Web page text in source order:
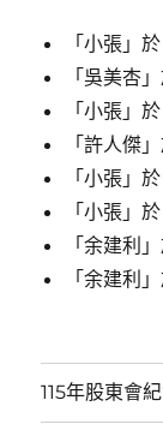
「小張 」
「吳美杏
「小張 」
「許人傑
「小張 」
「小張 」
「余建利
「余建利
115年股東會